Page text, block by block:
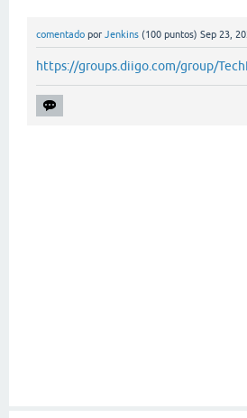
comentado por Jenkins (100 puntos) Sep 23,
https://groups.diigo.com/group/